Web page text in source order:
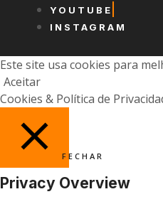
YOUTUBE
INSTAGRAM
Este site usa cookies para
Aceitar
Cookies & Política de
FECHAR
Privacy Overview